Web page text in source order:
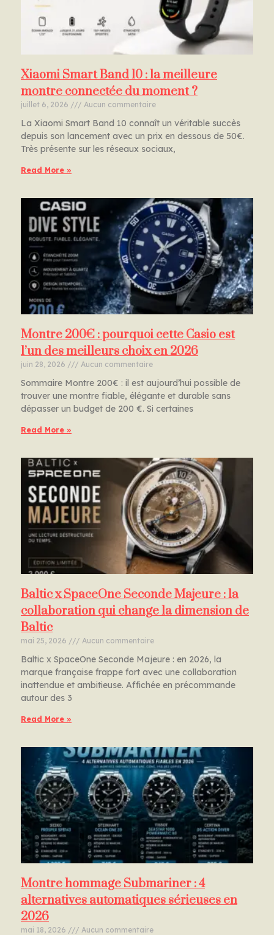
Xiaomi Smart Band 10 : la meilleure
montre connectée du moment ?
juillet 6, 2026 Aucun commentaire
La Xiaomi Smart Band 10 connaît un véritable succès
depuis son lancement avec un prix en dessous de 50€.
Très présente sur les réseaux sociaux,
Read More »
Montre 200€ : pourquoi cette Casio est
l’un des meilleurs choix en 2026
juin 28, 2026 Aucun commentaire
Sommaire Montre 200€ : il est aujourd’hui possible de
trouver une montre fiable, élégante et durable sans
dépasser un budget de 200 €. Si certaines
Read More »
Baltic x SpaceOne Seconde Majeure : la
collaboration qui change la dimension de
Baltic
mai 25, 2026 Aucun commentaire
Baltic x SpaceOne Seconde Majeure : en 2026, la
marque française frappe fort avec une collaboration
inattendue et ambitieuse. Affichée en précommande
autour des 3
Read More »
Montre hommage Submariner : 4
alternatives automatiques sérieuses en
2026
mai 18, 2026 Aucun commentaire